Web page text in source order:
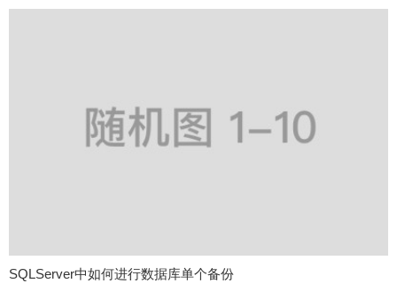
SQLServer中如何进行数据库单个备份